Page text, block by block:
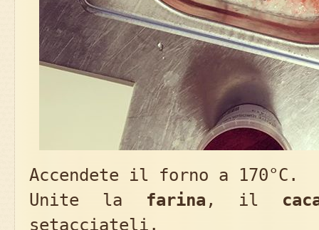
Accendete il forno a 170°C.
Unite la farina , il
setacciateli.